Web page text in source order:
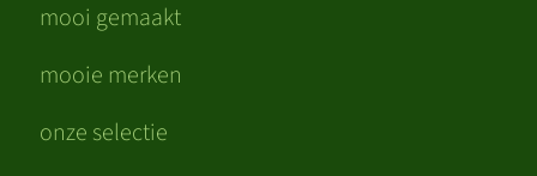
mooi gemaakt
mooie merken
onze selectie